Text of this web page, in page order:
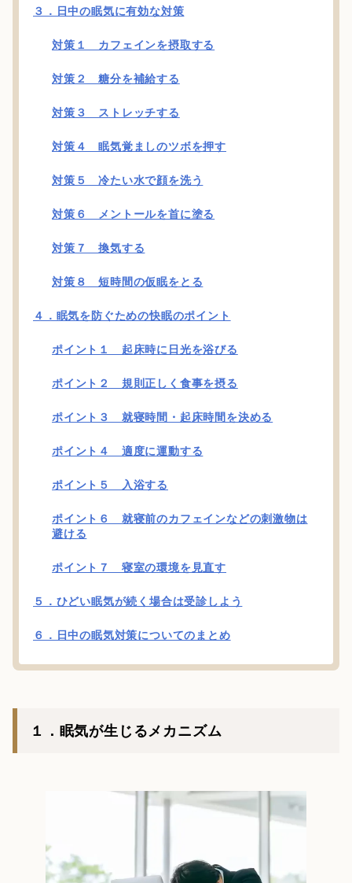
３．日中の眠気に有効な対策
対策１ カフェインを摂取する
対策２ 糖分を補給する
対策３ ストレッチする
対策４ 眠気覚ましのツボを押す
対策５ 冷たい水で顔を洗う
対策６ メントールを首に塗る
対策７ 換気する
対策８ 短時間の仮眠をとる
４．眠気を防ぐための快眠のポイント
ポイント１ 起床時に日光を浴びる
ポイント２ 規則正しく食事を摂る
ポイント３ 就寝時間・起床時間を決める
ポイント４ 適度に運動する
ポイント５ 入浴する
ポイント６ 就寝前のカフェインなどの刺激物は
避ける
ポイント７ 寝室の環境を見直す
５．ひどい眠気が続く場合は受診しよう
６．日中の眠気対策についてのまとめ
１．眠気が生じるメカニズム